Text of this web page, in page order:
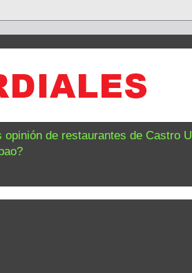
de restaurantes de Castro